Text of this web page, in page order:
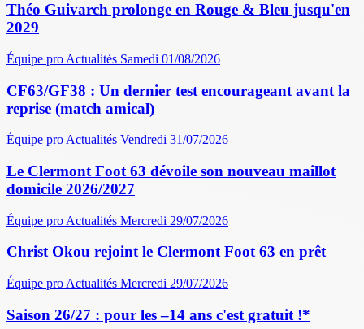
Théo Guivarch prolonge en Rouge & Bleu jusqu'en
2029
Équipe pro Actualités Samedi 01/08/2026
CF63/GF38 : Un dernier test encourageant avant la
reprise (match amical)
Équipe pro Actualités Vendredi 31/07/2026
Le Clermont Foot 63 dévoile son nouveau maillot
domicile 2026/2027
Équipe pro Actualités Mercredi 29/07/2026
Christ Okou rejoint le Clermont Foot 63 en prêt
Équipe pro Actualités Mercredi 29/07/2026
Saison 26/27 : pour les –14 ans c'est gratuit !*